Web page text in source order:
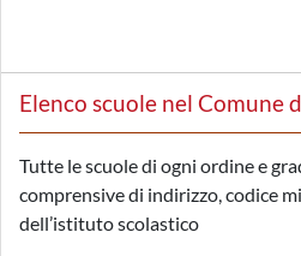
Elenco scuole nel Comune
Tutte le scuole di ogni ordine e
comprensive di indirizzo, codice
dell’istituto scolastico